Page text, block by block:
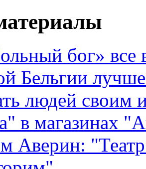
бог» все
Бельгии
людей своим
в магазинах
Аверин: